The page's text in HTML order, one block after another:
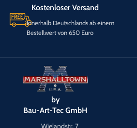
Kostenloser Versand
Innerhalb Deutschlands ab einem
Bestellwert von 650 Euro
by
Bau-Art-Tec GmbH
Wielandstr. 7